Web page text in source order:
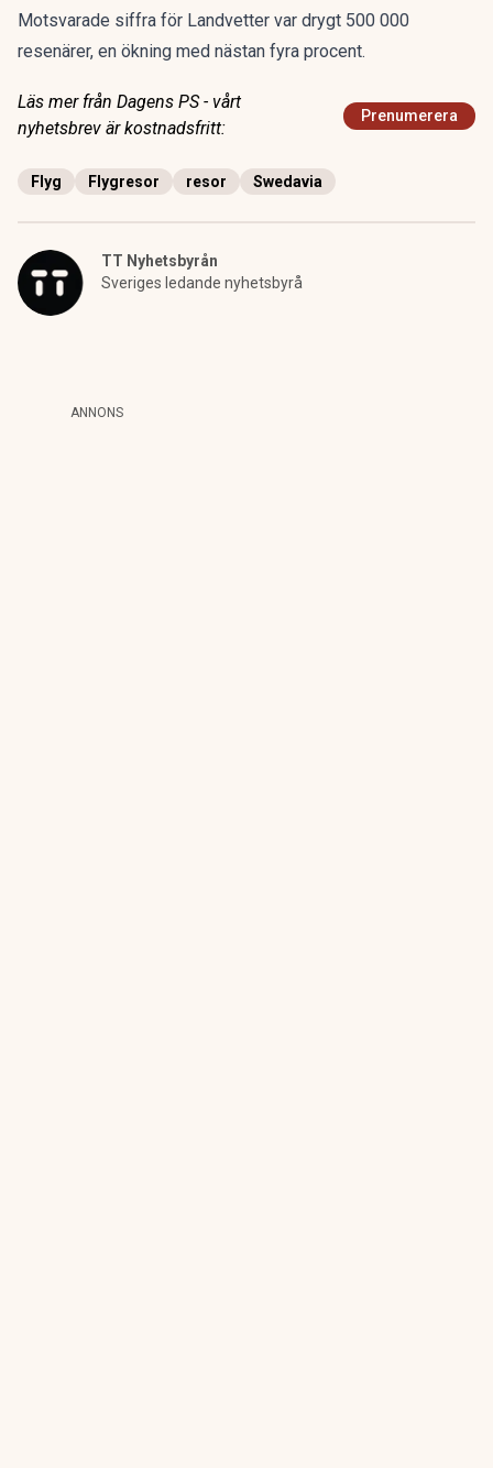
Motsvarade siffra för Landvetter var drygt 500 000
resenärer, en ökning med nästan fyra procent.
Läs mer från Dagens PS - vårt
nyhetsbrev är kostnadsfritt:
Prenumerera
Flyg Flygresor resor Swedavia
TT Nyhetsbyrån
Sveriges ledande nyhetsbyrå
ANNONS